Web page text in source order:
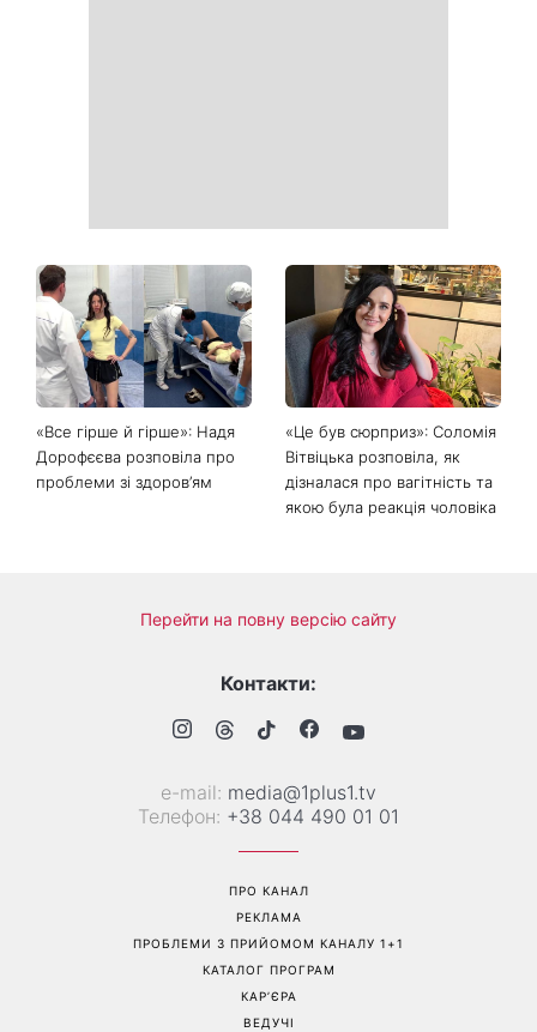
«Все гірше й гірше»: Надя
Дорофєєва розповіла про
проблеми зі здоров’ям
«Це був сюрприз»: Соломія
Вітвіцька розповіла, як
дізналася про вагітність та
якою була реакція чоловіка
Перейти на повну версію сайту
Контакти:
е-mail: media@1plus1.tv
Телефон: +38 044 490 01 01
ПРО КАНАЛ
РЕКЛАМА
ПРОБЛЕМИ З ПРИЙОМОМ КАНАЛУ 1+1
КАТАЛОГ ПРОГРАМ
КАР’ЄРА
ВЕДУЧІ